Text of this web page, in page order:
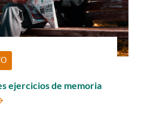
ejercicios de memoria